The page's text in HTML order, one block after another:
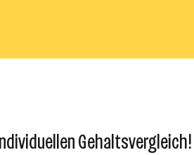
Gehaltsvergleich!